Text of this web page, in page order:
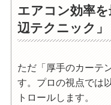
エアコン効率
辺テクニック」
ただ「厚手のカーテ
す。プロの視点では
トロールします。